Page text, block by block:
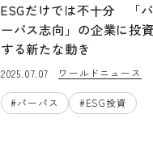
ESGだけでは不十分 「パ
ーパス志向」の企業に投資
する新たな動き
2025.07.07 ワールドニュース
#パーパス #ESG投資